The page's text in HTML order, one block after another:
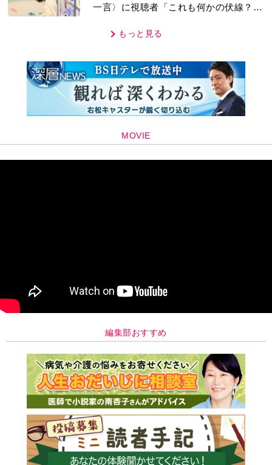
一言〉に視聴者「これも何かの伏線？」
もっと見る
MOVIE
編集部おすすめ